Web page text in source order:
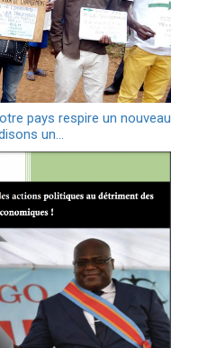
pays respire un nouveau
un…